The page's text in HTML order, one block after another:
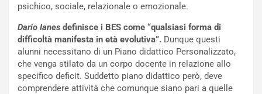
psichico, sociale, relazionale o emozionale.
Dario Ianes definisce i BES come “qualsiasi forma di
difficoltà manifesta in età evolutiva”. Dunque questi
alunni necessitano di un Piano didattico Personalizzato,
che venga stilato da un corpo docente in relazione allo
specifico deficit. Suddetto piano didattico però, deve
comprendere attività che comunque siano pari a quelle